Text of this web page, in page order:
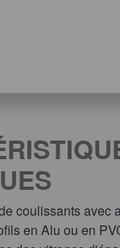
coulissants avec
en Alu ou en